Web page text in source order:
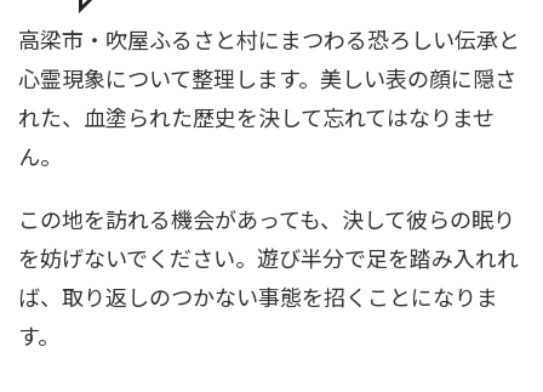
高梁市・吹屋ふるさと村にまつわる恐ろしい伝承と
心霊現象について整理します。美しい表の顔に隠さ
れた、血塗られた歴史を決して忘れてはなりませ
ん。
この地を訪れる機会があっても、決して彼らの眠り
を妨げないでください。遊び半分で足を踏み入れれ
ば、取り返しのつかない事態を招くことになりま
す。